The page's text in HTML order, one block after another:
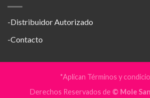
-Distribuidor Autorizado
-Contacto
*Aplican Términos y
Derechos Reservados de © Mole